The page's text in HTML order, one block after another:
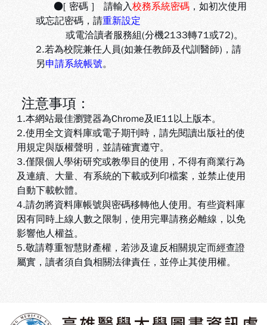
●[ 密碼 ] 請輸入校務系統密碼 ，如初次使用
或忘記密碼，請重新設定
或電洽讀者服務組(分機2133轉71或72)。
2.若為校院兼任人員(如兼任教師及代訓醫師)，請
另申請系統帳號。
注意事項：
1.本網站最佳瀏覽器為Chrome及IE11以上版本。
2.使用全文資料庫或電子期刊時，請先閱讀出版社的使
用規定與版權聲明，並請確實遵守。
3.僅限個人學術研究或教學目的使用，不得有商業行為
及連續、大量、有系統的下載或列印檔案，並禁止使用
自動下載軟體。
4.請勿將資料庫帳號與密碼移轉他人使用。有些資料庫
因有同時上線人數之限制，使用完畢請務必離線，以免
影響他人權益。
5.敬請尊重智慧財產權，若涉及違反相關規定而經查證
屬實，讀者須自負相關法律責任，並停止其使用權。